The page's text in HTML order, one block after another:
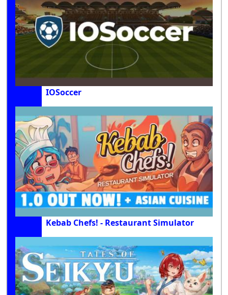
IOSoccer
Kebab Chefs! - Restaurant Simulator